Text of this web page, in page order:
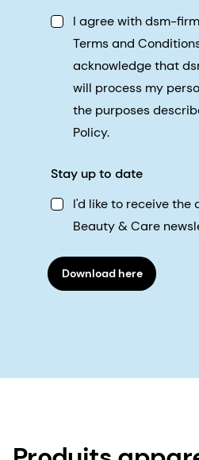
I agree with dsm-
Terms and
acknowledge that
will process my
the purposes
Policy.
Stay up to date
I'd like to receive the
Beauty & Care
Download here